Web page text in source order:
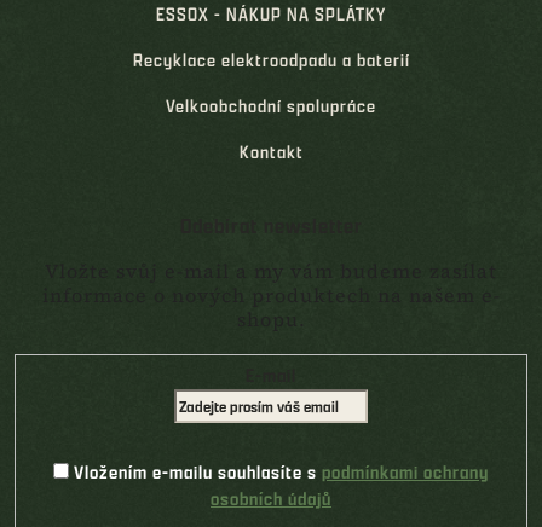
ESSOX - NÁKUP NA SPLÁTKY
Recyklace elektroodpadu a baterií
Velkoobchodní spolupráce
Kontakt
Vložte svůj e-mail a my vám budeme zasílat
informace o nových produktech na našem e-
shopu.
Vložením e-mailu souhlasíte s podmínkami ochrany
osobních údajů